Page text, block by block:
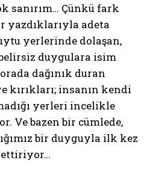
sanırım… Çünkü fark
yazdıklarıyla adeta
yerlerinde dolaşan,
belirsiz duygulara isim
dağınık duran
kırıkları; insanın kendi
yerleri incelikle
Ve bazen bir cümlede,
bir duyguyla ilk kez